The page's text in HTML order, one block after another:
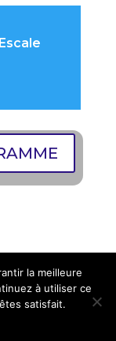
près-
la meilleure
à utiliser ce
satisfait.